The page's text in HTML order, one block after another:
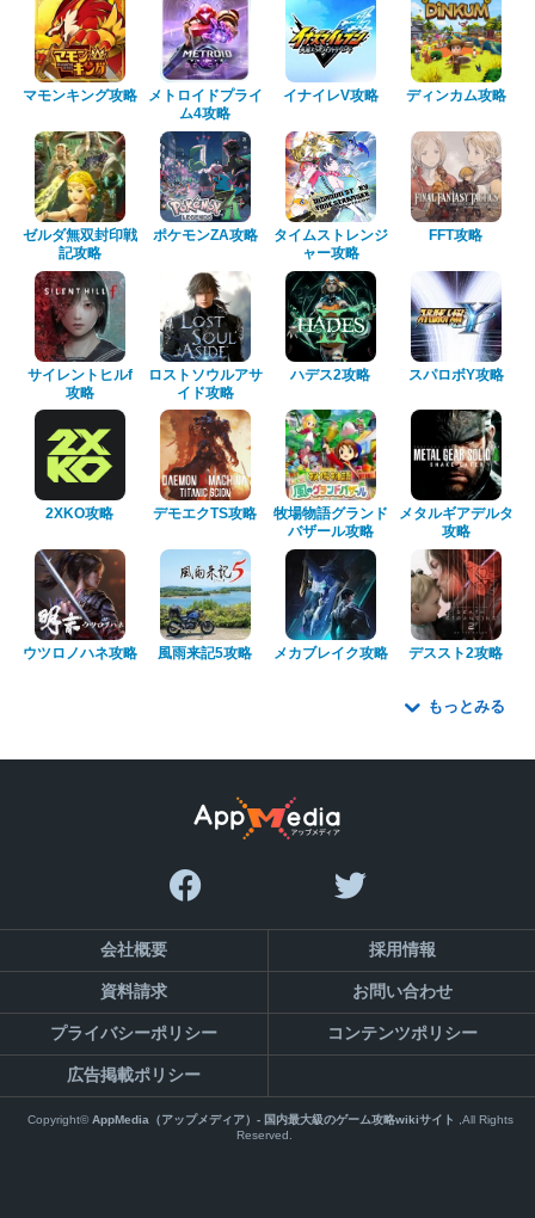
マモンキング攻略
メトロイドプライ
ム4攻略
イナイレV攻略 ディンカム攻略
ゼルダ無双封印戦
記攻略
ポケモンZA攻略
タイムストレンジ
ャー攻略
FFT攻略
サイレントヒルf
攻略
ロストソウルアサ
イド攻略
ハデス2攻略 スパロボY攻略
2XKO攻略 デモエクTS攻略
牧場物語グランド
バザール攻略
メタルギアデルタ
攻略
ウツロノハネ攻略 風雨来記5攻略 メカブレイク攻略 デススト2攻略
もっとみる
会社概要 採用情報
資料請求 お問い合わせ
プライバシーポリシー コンテンツポリシー
広告掲載ポリシー
Copyright©AppMedia（アップメディア）- 国内最大級のゲーム攻略wikiサイト
,All Rights
Reserved.